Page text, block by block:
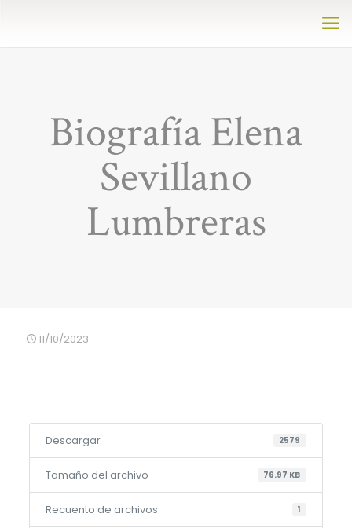
Biografía Elena
Sevillano
Lumbreras
11/10/2023
Descargar 2579
Tamaño del archivo 76.97 KB
Recuento de archivos 1